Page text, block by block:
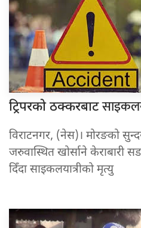
ट्रिपरको ठक्करबाट
विराटनगर, (नेस)। मोरङको
जरुवास्थित खोर्साने केराबारी
दिँदा साइकलयात्रीको मृत्यु